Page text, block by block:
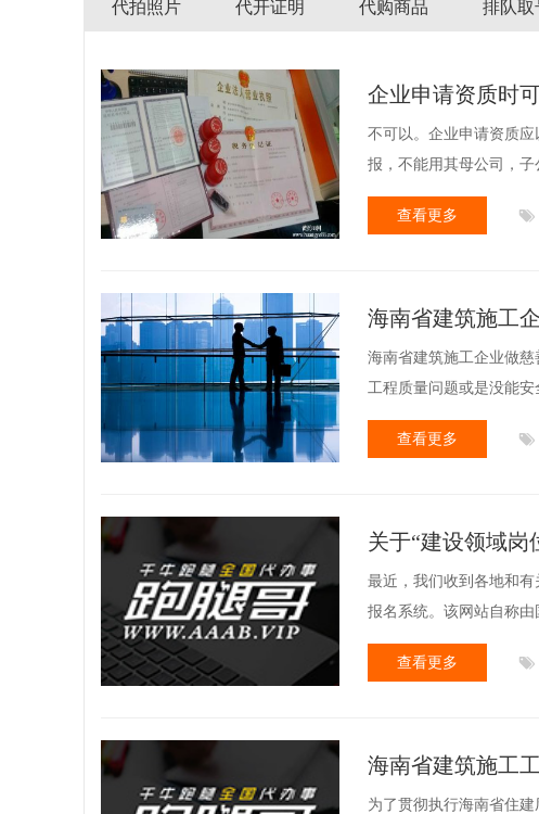
代拍照片 代开证明 代购商品 排队取
企业申请资质时
不可以。企业申请资质
报，不能用其母公司，
查看更多
海南省建筑施工
海南省建筑施工企业做
工程质量问题或是没能
查看更多
关于“建设领域岗
最近，我们收到各地和
报名系统。该网站自称
查看更多
海南省建筑施工
为了贯彻执行海南省住